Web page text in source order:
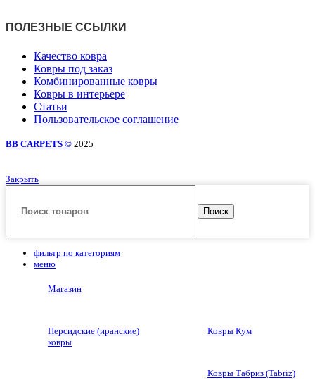
ПОЛЕЗНЫЕ ССЫЛКИ
Качество ковра
Ковры под заказ
Комбинированные ковры
Ковры в интерьере
Статьи
Пользовательское соглашение
BB CARPETS © 2025
Закрыть
Поиск
фильтр по категориям
меню
Магазин
Персидские (иранские)
ковры
Ковры Кум
Ковры Табриз (Tabriz)